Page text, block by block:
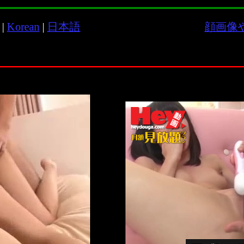
| Korean | 日本語 顔画像